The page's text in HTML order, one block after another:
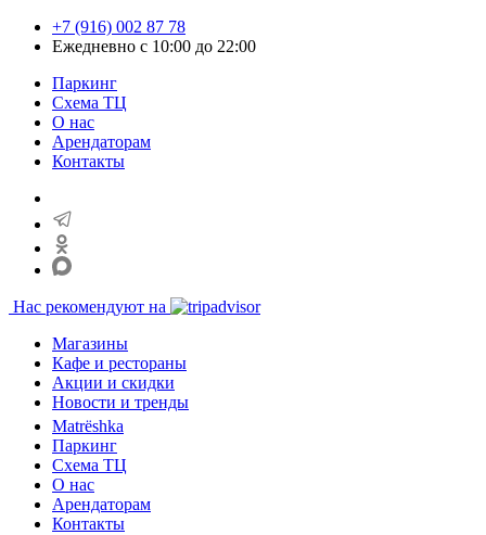
+7 (916) 002 87 78
Ежедневно с 10:00 до 22:00
Паркинг
Схема ТЦ
О нас
Арендаторам
Контакты
Нас рекомендуют на
Магазины
Кафе и рестораны
Акции и скидки
Новости и тренды
Matrёshka
Паркинг
Схема ТЦ
О нас
Арендаторам
Контакты